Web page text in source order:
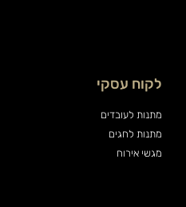
לקוח עסקי
מתנות לעובדים
מתנות לחגים
מגשי אירוח